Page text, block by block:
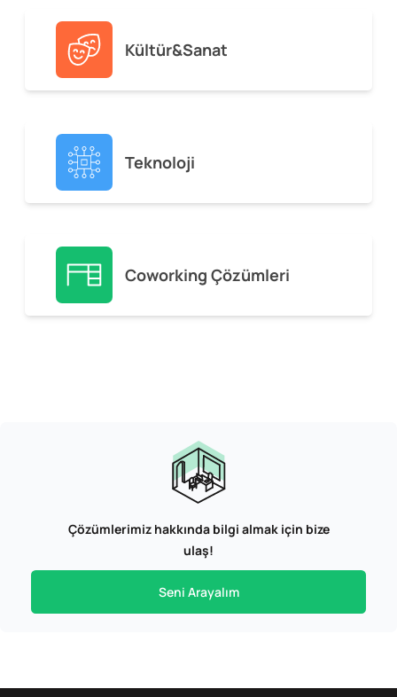
Kültür&Sanat
Teknoloji
Coworking Çözümleri
Çözümlerimiz hakkında bilgi almak için bize
ulaş!
Seni Arayalım